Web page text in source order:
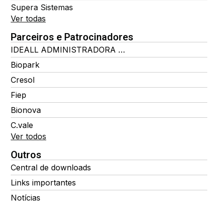
Supera Sistemas
Ver todas
Parceiros e Patrocinadores
IDEALL ADMINISTRADORA DE BENEFÍCIOS
Biopark
Cresol
Fiep
Bionova
C.vale
Ver todos
Outros
Central de downloads
Links importantes
Notícias